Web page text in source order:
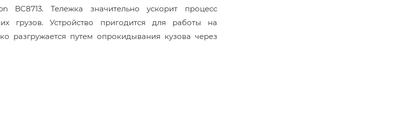
BC8713. Тележка значительно ускорит процесс
грузов. Устройство пригодится для работы на
разгружается путем опрокидывания кузова через